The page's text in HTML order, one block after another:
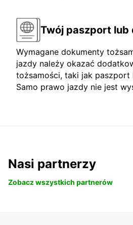
Twój paszport
Wymagane dokumenty
jazdy należy okazać
tożsamości, taki jak
Samo prawo jazdy nie jest
Nasi partnerzy
Zobacz wszystkich partnerów